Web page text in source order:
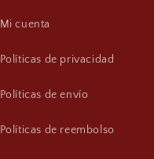
Mi cuenta
Políticas de privacidad
Políticas de envío
Políticas de reembolso